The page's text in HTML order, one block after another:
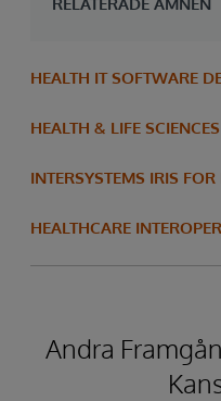
HEALTH IT SOFTWARE
HEALTH & LIFE SCIENCES
INTERSYSTEMS IRIS FOR
HEALTHCARE
Andra